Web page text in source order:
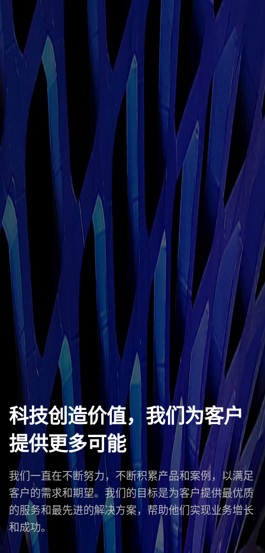
科技创造价值，我们为客户
提供更多可能
我们一直在不断努力，不断积累产品和案例，以满足
客户的需求和期望。我们的目标是为客户提供最优质
的服务和最先进的解决方案，帮助他们实现业务增长
和成功。